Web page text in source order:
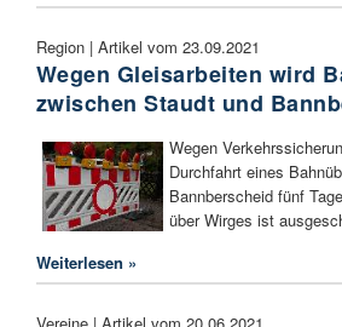
Region | Artikel vom 23.09.2021
Wegen Gleisarbeiten wird
zwischen Staudt und
Wegen
Durchfahrt eines
Bannberscheid fünf
über Wirges ist
Weiterlesen »